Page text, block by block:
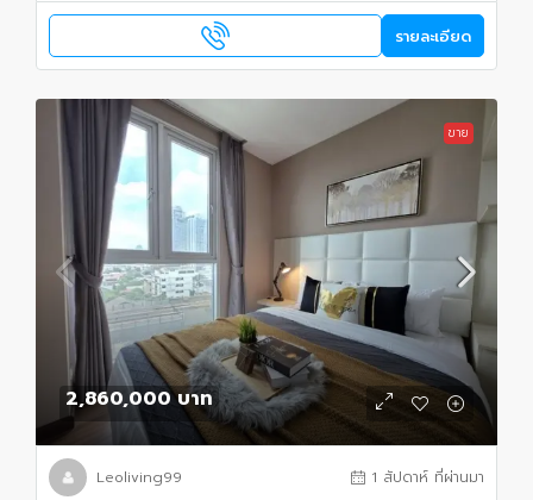
รายละเอียด
ขาย
2,860,000 บาท
Leoliving99 1 สัปดาห์ ที่ผ่านมา